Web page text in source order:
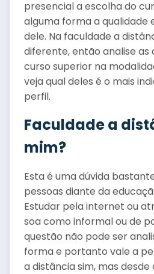
presencial a escolha do
alguma forma a qualidade
dele. Na faculdade a
diferente, então analise as
curso superior na
veja qual deles é o mais
perfil.
Faculdade a
mim?
Esta é uma dúvida
pessoas diante da
Estudar pela internet ou
soa como informal ou de
questão não pode ser
forma e portanto vale a
a distância sim, mas desde